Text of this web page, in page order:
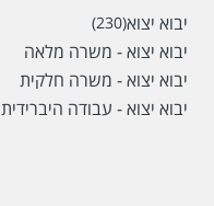
יבוא יצוא(230)
יבוא יצוא - משרה מלאה
יבוא יצוא - משרה חלקית
יבוא יצוא - עבודה היברידית